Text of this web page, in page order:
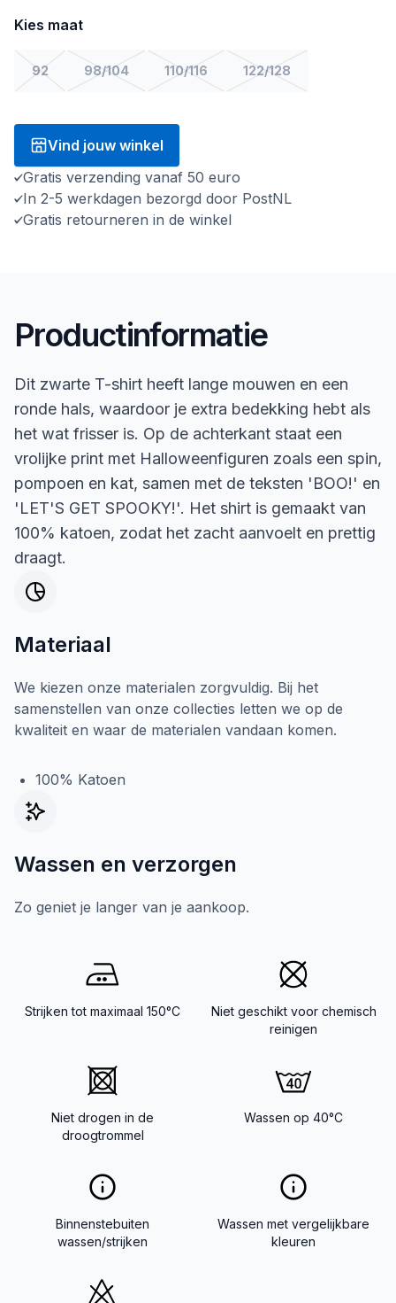
Kies maat
92 98/104 110/116 122/128
Vind jouw winkel
Gratis verzending vanaf 50 euro
In 2-5 werkdagen bezorgd door PostNL
Gratis retourneren in de winkel
Productinformatie
Dit zwarte T-shirt heeft lange mouwen en een
ronde hals, waardoor je extra bedekking hebt als
het wat frisser is. Op de achterkant staat een
vrolijke print met Halloweenfiguren zoals een spin,
pompoen en kat, samen met de teksten 'BOO!' en
'LET'S GET SPOOKY!'. Het shirt is gemaakt van
100% katoen, zodat het zacht aanvoelt en prettig
draagt.
Materiaal
We kiezen onze materialen zorgvuldig. Bij het
samenstellen van onze collecties letten we op de
kwaliteit en waar de materialen vandaan komen.
100% Katoen
Wassen en verzorgen
Zo geniet je langer van je aankoop.
Strijken tot maximaal 150°C
Niet geschikt voor chemisch
reinigen
Niet drogen in de
droogtrommel
Wassen op 40°C
Binnenstebuiten
wassen/strijken
Wassen met vergelijkbare
kleuren